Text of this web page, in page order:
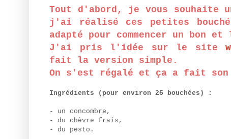
Tout d'abord, je vous
j'ai réalisé ces petites
adapté pour commencer un bon
J'ai pris l'idée sur le site
fait la version simple.
On s'est régalé et ça a fait
Ingrédients (pour environ 25 bouchées) :
- un concombre,
- du chèvre frais,
- du pesto.